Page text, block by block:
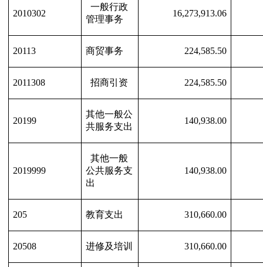
2010302
一般行政
管理事务
16,273,913.06
20113 商贸事务 224,585.50
2011308 招商引资 224,585.50
20199
其他一般公
共服务支出
140,938.00
2019999
其他一般
公共服务支
出
140,938.00
205 教育支出 310,660.00
20508 进修及培训 310,660.00